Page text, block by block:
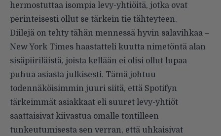
hermostuttaa isompia levy-yhtiöitä, jotka ovat
perinteisesti ollut se tärkein tie tähteyteen.
Diilejä on tehty tähän mennessä hyvin salavihkaa –
New York Times haastatteli kuutta nimetöntä alan
sisäpiiriläistä, joista kellään ei olisi ollut lupaa
puhua asiasta julkisesti. Tämä johtuu
todennäköisimmin juuri siitä, että Spotifyn
tärkeimmät asiakkaat eli suuret levy-yhtiöt
saattaisivat kiivastua omalle tontilleen
tunkeutumisesta sen verran, että uhkaisivat